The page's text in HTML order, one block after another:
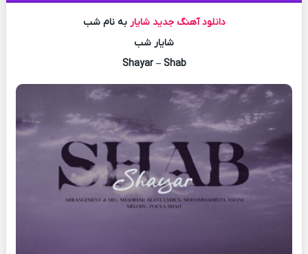
دانلود آهنگ جدید شایار به نام شب
شایار شب
Shayar – Shab